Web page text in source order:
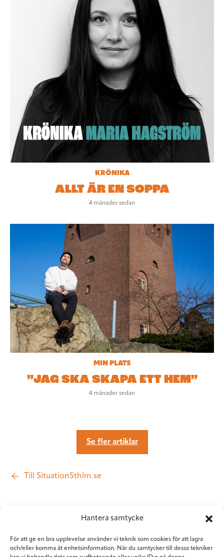
Hantera samtycke
För att ge en bra upplevelse använder vi teknik som cookies för att lagra
och/eller komma åt enhetsinformation. När du samtycker till dessa tekniker
KRÖNIKA
ALLT ÄR EN SOPPA
4 månader sedan
MIN PLATS
”JAG SKA SKAPA ETT HEM”
4 månader sedan
Se fler artiklar
Till SituationSthlm.se